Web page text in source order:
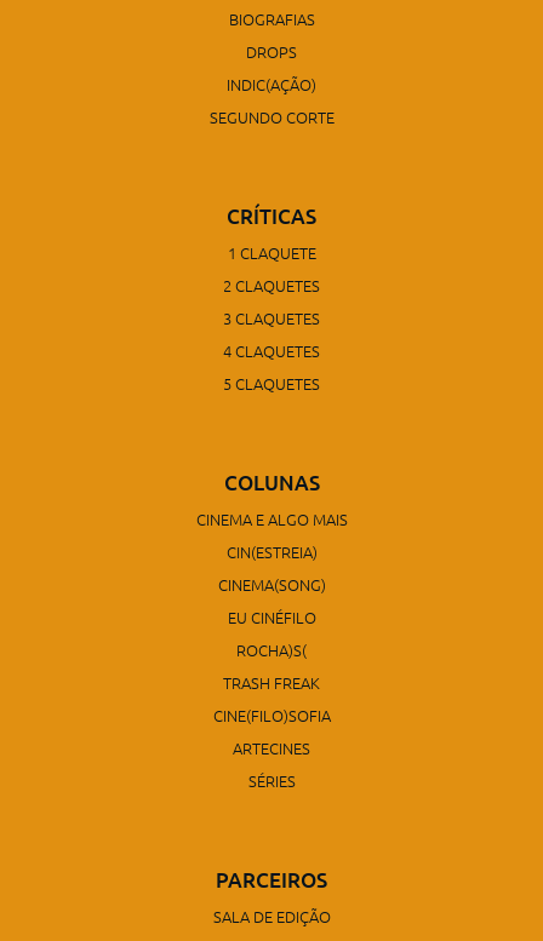
BIOGRAFIAS
DROPS
INDIC(AÇÃO)
SEGUNDO CORTE
CRÍTICAS
1 CLAQUETE
2 CLAQUETES
3 CLAQUETES
4 CLAQUETES
5 CLAQUETES
COLUNAS
CINEMA E ALGO MAIS
CIN(ESTREIA)
CINEMA(SONG)
EU CINÉFILO
ROCHA)S(
TRASH FREAK
CINE(FILO)SOFIA
ARTECINES
SÉRIES
PARCEIROS
SALA DE EDIÇÃO